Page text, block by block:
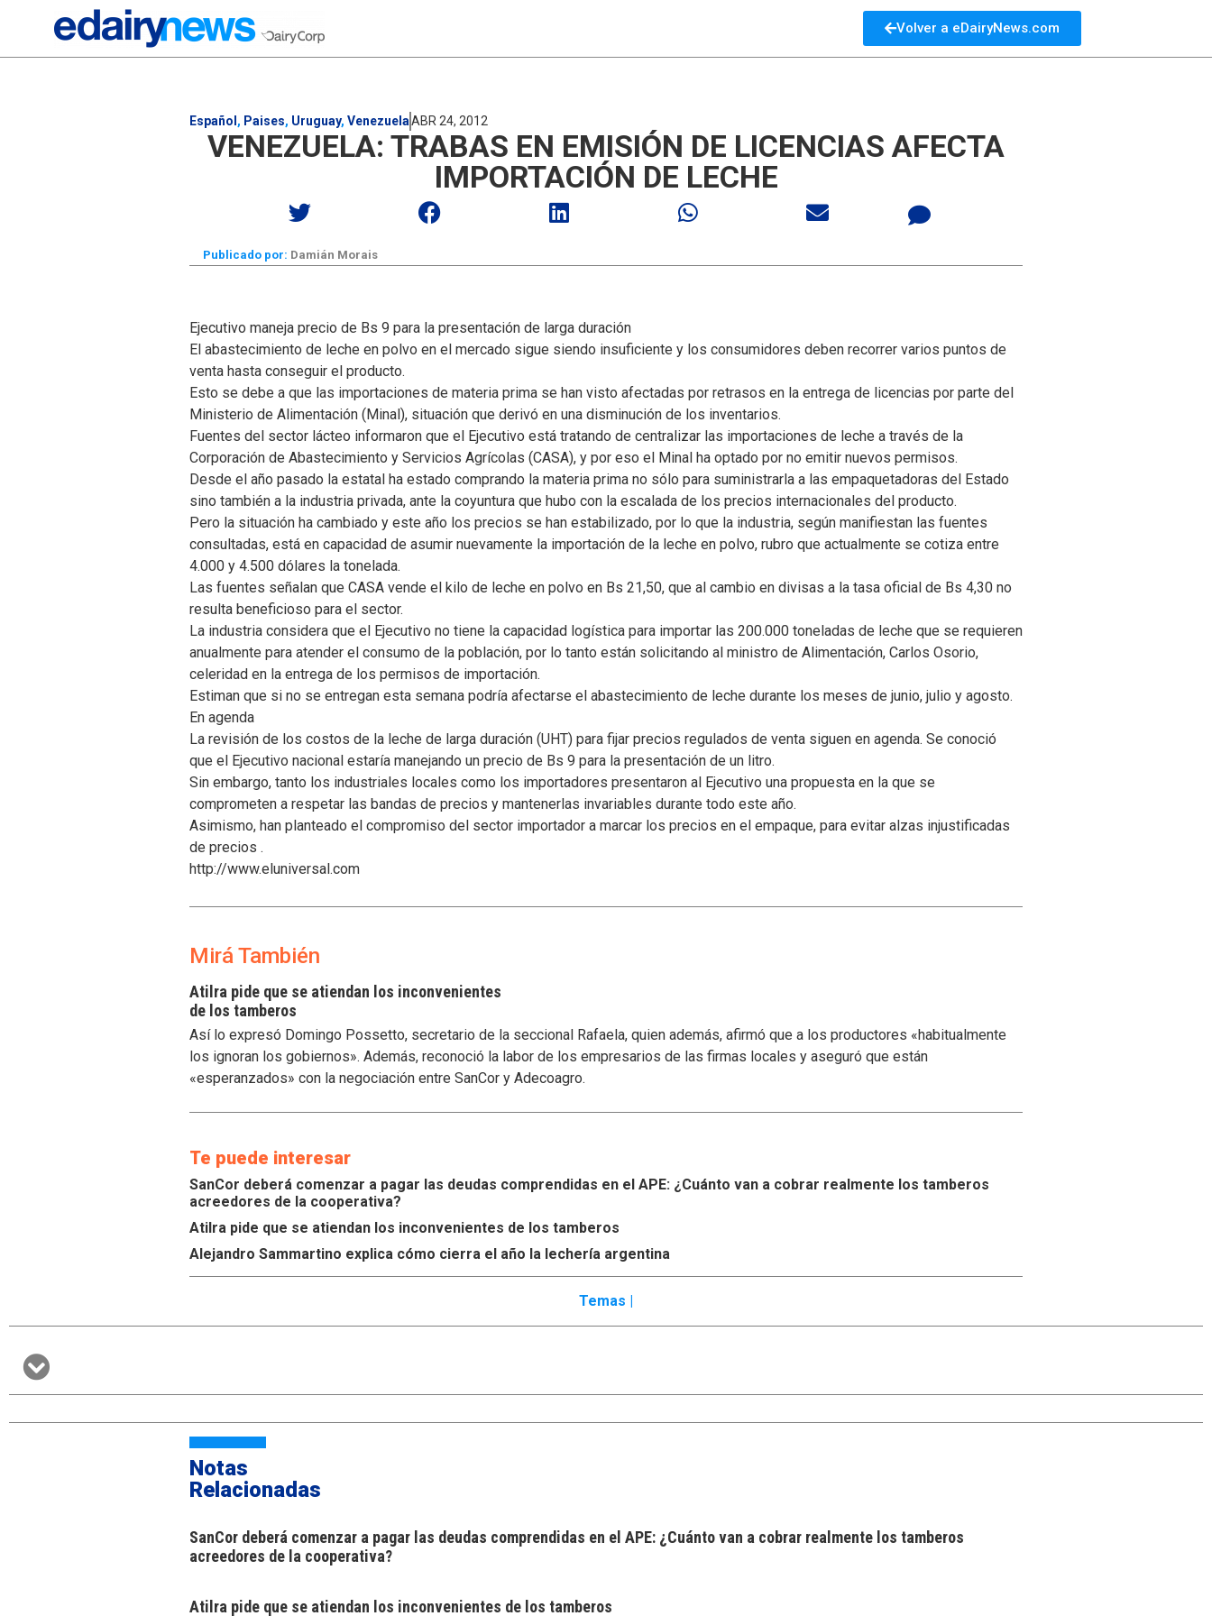
Volver a eDairyNews.com
Español , Paises, Uruguay, VenezuelaABR 24, 2012
VENEZUELA: TRABAS EN EMISIÓN DE LICENCIAS AFECTA
IMPORTACIÓN DE LECHE
Publicado por: Damián Morais
Ejecutivo maneja precio de Bs 9 para la presentación de larga duración
El abastecimiento de leche en polvo en el mercado sigue siendo insuficiente y los consumidores deben recorrer varios puntos de
venta hasta conseguir el producto.
Esto se debe a que las importaciones de materia prima se han visto afectadas por retrasos en la entrega de licencias por parte del
Ministerio de Alimentación (Minal), situación que derivó en una disminución de los inventarios.
Fuentes del sector lácteo informaron que el Ejecutivo está tratando de centralizar las importaciones de leche a través de la
Corporación de Abastecimiento y Servicios Agrícolas (CASA), y por eso el Minal ha optado por no emitir nuevos permisos.
Desde el año pasado la estatal ha estado comprando la materia prima no sólo para suministrarla a las empaquetadoras del Estado
sino también a la industria privada, ante la coyuntura que hubo con la escalada de los precios internacionales del producto.
Pero la situación ha cambiado y este año los precios se han estabilizado, por lo que la industria, según manifiestan las fuentes
consultadas, está en capacidad de asumir nuevamente la importación de la leche en polvo, rubro que actualmente se cotiza entre
4.000 y 4.500 dólares la tonelada.
Las fuentes señalan que CASA vende el kilo de leche en polvo en Bs 21,50, que al cambio en divisas a la tasa oficial de Bs 4,30 no
resulta beneficioso para el sector.
La industria considera que el Ejecutivo no tiene la capacidad logística para importar las 200.000 toneladas de leche que se requieren
anualmente para atender el consumo de la población, por lo tanto están solicitando al ministro de Alimentación, Carlos Osorio,
celeridad en la entrega de los permisos de importación.
Estiman que si no se entregan esta semana podría afectarse el abastecimiento de leche durante los meses de junio, julio y agosto.
En agenda
La revisión de los costos de la leche de larga duración (UHT) para fijar precios regulados de venta siguen en agenda. Se conoció
que el Ejecutivo nacional estaría manejando un precio de Bs 9 para la presentación de un litro.
Sin embargo, tanto los industriales locales como los importadores presentaron al Ejecutivo una propuesta en la que se
comprometen a respetar las bandas de precios y mantenerlas invariables durante todo este año.
Asimismo, han planteado el compromiso del sector importador a marcar los precios en el empaque, para evitar alzas injustificadas
de precios .
http://www.eluniversal.com
Mirá También
Atilra pide que se atiendan los inconvenientes
de los tamberos
Así lo expresó Domingo Possetto, secretario de la seccional Rafaela, quien además, afirmó que a los productores «habitualmente
los ignoran los gobiernos». Además, reconoció la labor de los empresarios de las firmas locales y aseguró que están
«esperanzados» con la negociación entre SanCor y Adecoagro.
Te puede interesar
SanCor deberá comenzar a pagar las deudas comprendidas en el APE: ¿Cuánto van a cobrar realmente los tamberos
acreedores de la cooperativa?
Atilra pide que se atiendan los inconvenientes de los tamberos
Alejandro Sammartino explica cómo cierra el año la lechería argentina
Temas |
Notas
Relacionadas
SanCor deberá comenzar a pagar las deudas comprendidas en el APE: ¿Cuánto van a cobrar realmente los tamberos
acreedores de la cooperativa?
Atilra pide que se atiendan los inconvenientes de los tamberos